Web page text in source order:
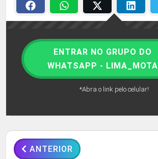
ENTRAR NO GRUPO DO
WHATSAPP - LIMA_MOTA
*Abra o link pelo celular!
ANTERIOR